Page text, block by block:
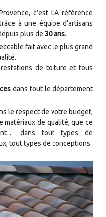
c’est LA référence
à une équipe d'artisans
plus de 30 ans.
fait avec le plus grand
de toiture et tous
dans tout le département
le respect de votre budget,
matériaux de qualité, que ce
dans tout types de
tout types de conceptions.